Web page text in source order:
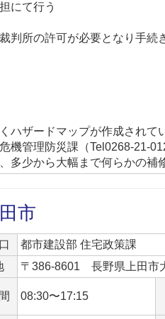
にて行う
判所の許可が必要となり手続
ハザードマップが作成されて
機管理防災課（Tel0268-21-
少から大幅まで何らかの補
市
都市建設部 住宅政策課
〒386-8601 長野県上田市
08:30〜17:15